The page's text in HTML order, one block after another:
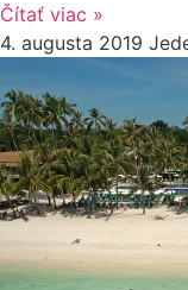
Čítať viac »
4. augusta 2019